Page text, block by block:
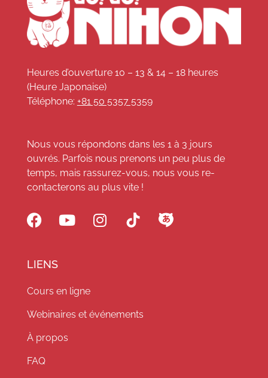
Heures d’ouverture 10 – 13 & 14 – 18 heures
(Heure Japonaise)
Téléphone: +81 50 5357 5359
Nous vous répondons dans les 1 à 3 jours
ouvrés. Parfois nous prenons un peu plus de
temps, mais rassurez-vous, nous vous re-
contacterons au plus vite !
LIENS
Cours en ligne
Webinaires et événements
À propos
FAQ